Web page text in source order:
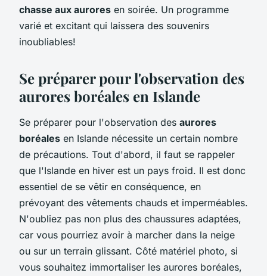
chasse aux aurores en soirée. Un programme
varié et excitant qui laissera des souvenirs
inoubliables!
Se préparer pour l'observation des
aurores boréales en Islande
Se préparer pour l'observation des aurores
boréales en Islande nécessite un certain nombre
de précautions. Tout d'abord, il faut se rappeler
que l'Islande en hiver est un pays froid. Il est donc
essentiel de se vêtir en conséquence, en
prévoyant des vêtements chauds et imperméables.
N'oubliez pas non plus des chaussures adaptées,
car vous pourriez avoir à marcher dans la neige
ou sur un terrain glissant. Côté matériel photo, si
vous souhaitez immortaliser les aurores boréales,